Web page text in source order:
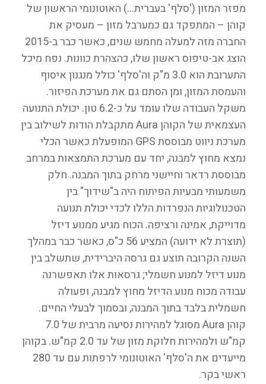
מפזר המזון ('סלף' בעברית…) האוטונומי הראשון של
קוהן – המתפקד גם כמערבל מזון – מעסיק את
החברה מזה למעלה מחמש שנים, כאשר כבר ב-2015
הוצג אב-טיפוס ראשון שלו, כהצהרת כוונות. נפח מיכל
התערובת הוא 3.0 מ"ק וה'סלף' כולל מנגנון איסוף
והעמסת המזון, ומן הסתם גם את מערכת הפיזור.
משקל העבודה שלו עומד על כ-6.2 טון. יכולת התנועה
העצמאית של הקוהן Aura מתקבלת הודות לשילוב בין
מערכת ניווט מבוססת GPS המופעלת כאשר הכלי
נמצא מחוץ למבנה, יחד עם מערכת התמצאות במרחב
מבוססת רדאר וחיישני מרחק בתוך המבנה. חלק
משמעותי מבעיות הפיתוח היה ב"שידוך" בין
הטכנולוגיות הנפרדות הללו לכדי יכולת תנועה
מדוייקת, אמינה ורציפה. הכוח מגיע ממנוע דיזל
(תוצרת לא ידועה) המציע 56 כ"ס, כאשר כבר במהלך
השנה הקרובה תוצע גם גרסה היברידית, שתשלב בין
מנוע דיזל למנוע חשמלי; גרסאות אלו תאפשרנה
עבודה מכוח מנוע הדיזל מחוץ למבנה, ופעולה
חשמלית בלבד בתוך המבנה, ובסמוך לבעלי החיים.
קוהן Aura מסוגל למהירות נסיעה מרבית של 7.0
קמ"ש ולמהירות חלוקת מזון של עד 2.0 קמ"ש. בקוהן
מייעדים את ה'סלף' האוטונומי לרפתות עם עד 280
ראשי בקר.